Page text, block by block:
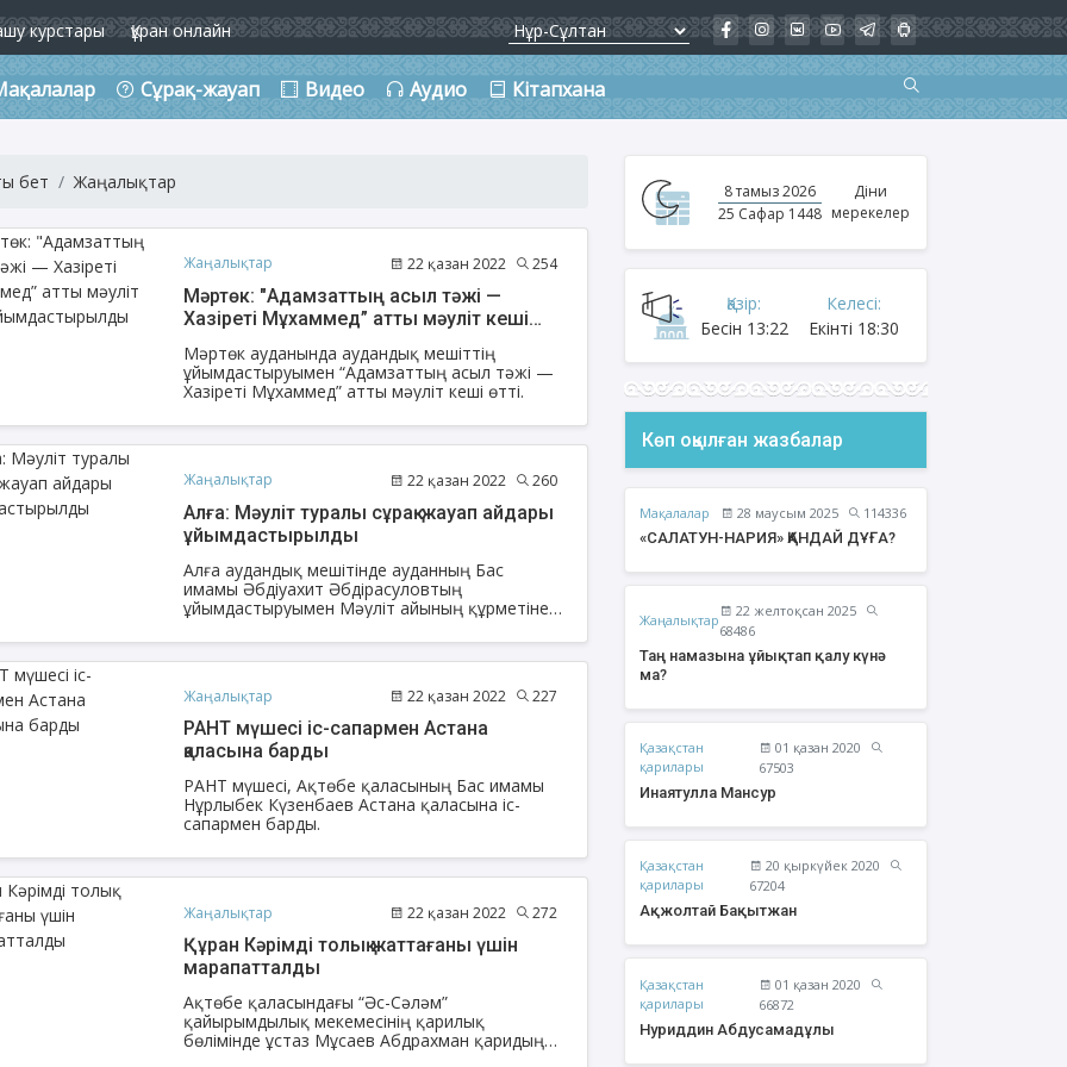
курстары Құран онлайн
Сұрақ-жауап Видео Аудио Кітапхана
Бекжан
Жұмабаев Данияр
Ақжолтай Бақытжан
Әбішев Қуаныш
бет Жаңалықтар
Жаңалықтар 22 қазан 2022 254
Мәртөк: "Адамзаттың асыл тәжі —
Хазіреті Мұхаммед” атты мәуліт кеші
Мәртөк ауданында аудандық мешіттің
ұйымдастыруымен “Адамзаттың асыл тәжі —
Хазіреті Мұхаммед” атты мәуліт кеші өтті.
Жаңалықтар 22 қазан 2022 260
Алға: Мәуліт туралы сұрақ-жауап айдары
ұйымдастырылды
Алға аудандық мешітінде ауданның Бас
имамы Әбдіуахит Әбдірасуловтың
ұйымдастыруымен Мәуліт айының құрметіне
білеміз?" тақырыбында сұрақ-жауап айдары
өтті.
Жаңалықтар 22 қазан 2022 227
РАНТ мүшесі іс-сапармен Астана
қаласына барды
РАНТ мүшесі, Ақтөбе қаласының Бас имамы
Нұрлыбек Күзенбаев Астана қаласына іс-
сапармен барды.
Жаңалықтар 22 қазан 2022 272
Құран Кәрімді толық жаттағаны үшін
марапатталды
Ақтөбе қаласындағы “Әс-Сәләм”
қайырымдылық мекемесінің қарилық
бөлімінде ұстаз Мұсаев Абдрахман қаридың
8 тамыз 2026
25 Сафар 1448
Діни
мерекелер
Қазір:
Бесін 13:22
Келесі:
Екінті 18:30
Көп оқылған жазбалар
Мақалалар 28 маусым 2025
114336
«САЛАТУН-НАРИЯ» ҚАНДАЙ ДҰҒА?
Жаңалықтар
22 желтоқсан 2025
68486
Таң намазына ұйықтап қалу күнә
ма?
Қазақстан
қарилары
01 қазан 2020
67503
Инаятулла Мансур
Қазақстан
қарилары
20 қыркүйек 2020
67204
Ақжолтай Бақытжан
Қазақстан
қарилары
01 қазан 2020
66872
Нуриддин Абдусамадұлы